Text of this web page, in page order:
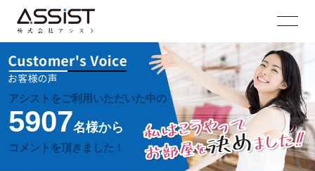
アシストをご利用いただいた中の
5907名様から
コメントを頂きました！